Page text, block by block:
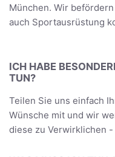
München. Wir
auch Sportausrüstung
ICH HABE
TUN?
Teilen Sie uns einfach
Wünsche mit und wir
diese zu Verwirklichen